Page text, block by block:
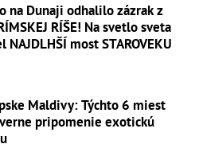
na Dunaji odhalilo zázrak z
RÍŠE! Na svetlo sveta
NAJDLHŠÍ most STAROVEKU
Maldivy: Týchto 6 miest
pripomenie exotickú